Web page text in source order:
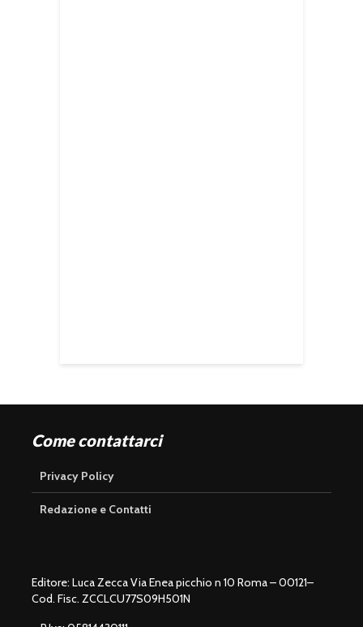
Come contattarci
Privacy Policy
Redazione e Contatti
Editore: Luca Zecca Via Enea picchio n 10 Roma – 00121–
Cod. Fisc. ZCCLCU77S09H501N